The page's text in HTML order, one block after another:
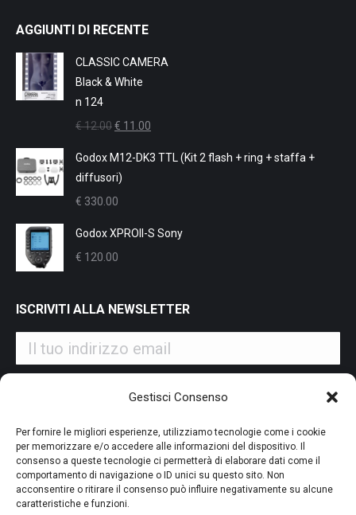
Gestisci Consenso
Per fornire le migliori esperienze, utilizziamo tecnologie come i cookie
per memorizzare e/o accedere alle informazioni del dispositivo. Il
consenso a queste tecnologie ci permetterà di elaborare dati come il
comportamento di navigazione o ID unici su questo sito. Non
acconsentire o ritirare il consenso può influire negativamente su alcune
caratteristiche e funzioni.
opens
in
new
window
opens
in
new
window
opens
in
new
window
opens
in
new
window
AGGIUNTI DI RECENTE
CLASSIC CAMERA
Black & White
n 124
€12.00Il
originale
era:
€ 12.00.
€ 11.00
attuale
Godox M12-DK3 TTL (Kit 2 flash + ring + staffa +
diffusori)
€ 330.00
Godox XPROII-S Sony
€ 120.00
ISCRIVITI ALLA NEWSLETTER
Condizioni d'Uso del nostro sito web. La tua email potrà essere